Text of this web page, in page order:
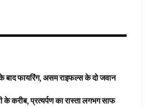
फायरिंग, असम राइफल्स के दो जवान
प्रत्यर्पण का रास्ता लगभग साफ